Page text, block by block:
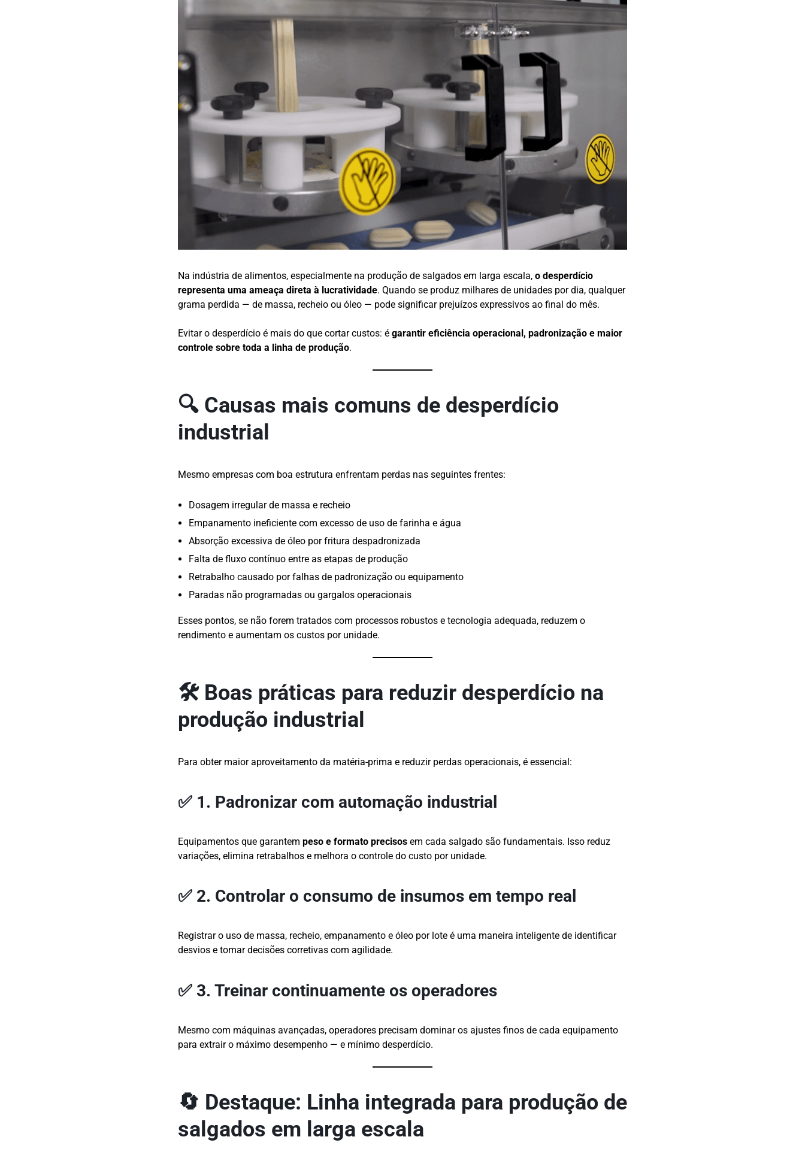
Na indústria de alimentos, especialmente na produção de salgados em larga escala, o desperdício
representa uma ameaça direta à lucratividade. Quando se produz milhares de unidades por dia, qualquer
grama perdida — de massa, recheio ou óleo — pode significar prejuízos expressivos ao final do mês.
Evitar o desperdício é mais do que cortar custos: é garantir eficiência operacional, padronização e maior
controle sobre toda a linha de produção.
🔍 Causas mais comuns de desperdício
industrial
Mesmo empresas com boa estrutura enfrentam perdas nas seguintes frentes:
Dosagem irregular de massa e recheio
Empanamento ineficiente com excesso de uso de farinha e água
Absorção excessiva de óleo por fritura despadronizada
Falta de fluxo contínuo entre as etapas de produção
Retrabalho causado por falhas de padronização ou equipamento
Paradas não programadas ou gargalos operacionais
Esses pontos, se não forem tratados com processos robustos e tecnologia adequada, reduzem o
rendimento e aumentam os custos por unidade.
🛠️ Boas práticas para reduzir desperdício na
produção industrial
Para obter maior aproveitamento da matéria-prima e reduzir perdas operacionais, é essencial:
✅ 1. Padronizar com automação industrial
Equipamentos que garantem peso e formato precisos em cada salgado são fundamentais. Isso reduz
variações, elimina retrabalhos e melhora o controle do custo por unidade.
✅ 2. Controlar o consumo de insumos em tempo real
Registrar o uso de massa, recheio, empanamento e óleo por lote é uma maneira inteligente de identificar
desvios e tomar decisões corretivas com agilidade.
✅ 3. Treinar continuamente os operadores
Mesmo com máquinas avançadas, operadores precisam dominar os ajustes finos de cada equipamento
para extrair o máximo desempenho — e mínimo desperdício.
🔄 Destaque: Linha integrada para produção de
salgados em larga escala